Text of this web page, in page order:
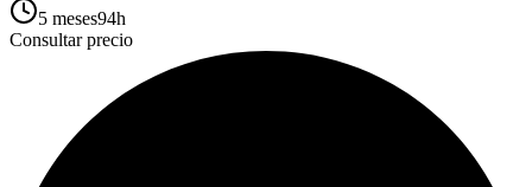
5 meses94h
Consultar precio